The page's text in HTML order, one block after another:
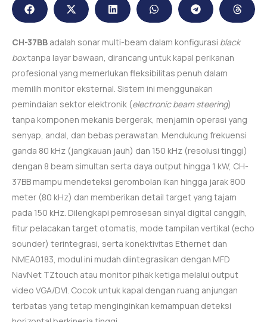
CH-37BB adalah sonar multi-beam dalam konfigurasi black
boxtanpa layar bawaan, dirancang untuk kapal perikanan
profesional yang memerlukan fleksibilitas penuh dalam
memilih monitor eksternal. Sistem ini menggunakan
pemindaian sektor elektronik (electronic beam steering)
tanpa komponen mekanis bergerak, menjamin operasi yang
senyap, andal, dan bebas perawatan. Mendukung frekuensi
ganda 80 kHz (jangkauan jauh) dan 150 kHz (resolusi tinggi)
dengan 8 beam simultan serta daya output hingga 1 kW, CH-
37BB mampu mendeteksi gerombolan ikan hingga jarak 800
meter (80 kHz) dan memberikan detail target yang tajam
pada 150 kHz. Dilengkapi pemrosesan sinyal digital canggih,
fitur pelacakan target otomatis, mode tampilan vertikal (echo
sounder) terintegrasi, serta konektivitas Ethernet dan
NMEA0183, modul ini mudah diintegrasikan dengan MFD
NavNet TZtouch atau monitor pihak ketiga melalui output
video VGA/DVI. Cocok untuk kapal dengan ruang anjungan
terbatas yang tetap menginginkan kemampuan deteksi